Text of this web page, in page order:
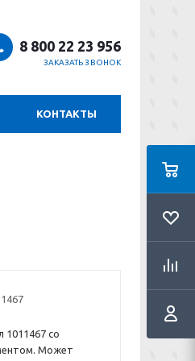
8 800 22 23 956
ЗАКАЗАТЬ ЗВОНОК
КОНТАКТЫ
1011467 со
Может